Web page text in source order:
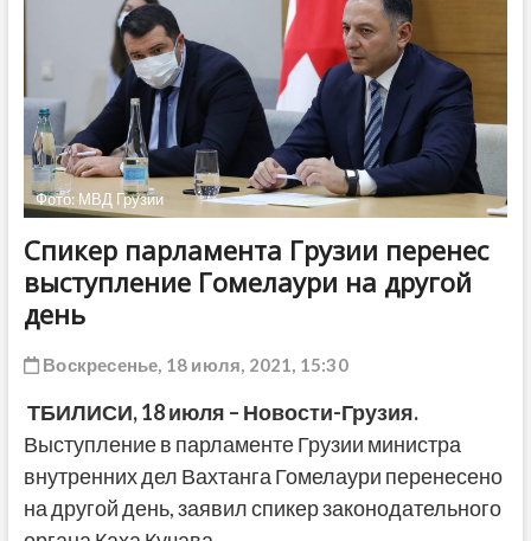
Фото: МВД Грузии
Спикер парламента Грузии перенес
выступление Гомелаури на другой
день
Воскресенье, 18 июля, 2021, 15:30
ТБИЛИСИ,18 июля – Новости-Грузия.
Выступление в парламенте Грузии министра
внутренних дел Вахтанга Гомелаури перенесено
на другой день, заявил спикер законодательного